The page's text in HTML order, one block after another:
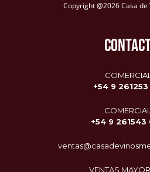
Copyright @2026 Casa
+54 9 261253
+54 9 261543
VENTAS